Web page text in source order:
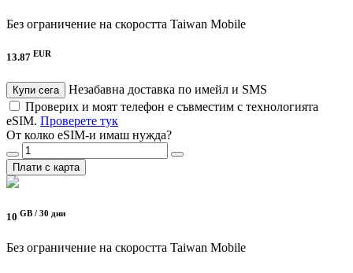
Без ограничение на скоростта Taiwan Mobile
13.87 EUR
Купи сега
Незабавна доставка по имейл и SMS
Проверих и моят телефон е съвместим с технологията
eSIM. Проверете тук
От колко eSIM-и имаш нужда?
Плати с карта
10 GB / 30 дни
Без ограничение на скоростта Taiwan Mobile